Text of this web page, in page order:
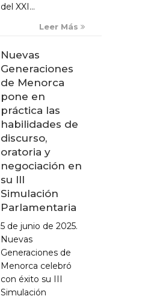
del XXI...
Leer Más
Nuevas
Generaciones
de Menorca
pone en
práctica las
habilidades de
discurso,
oratoria y
negociación en
su III
Simulación
Parlamentaria
5 de junio de 2025.
Nuevas
Generaciones de
Menorca celebró
con éxito su III
Simulación